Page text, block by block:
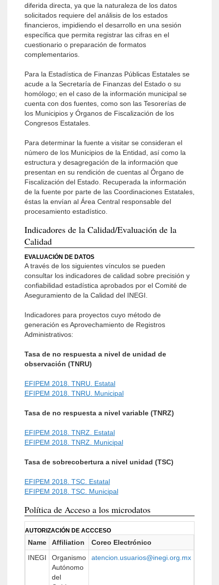
diferida directa, ya que la naturaleza de los datos
solicitados requiere del análisis de los estados
financieros, impidiendo el desarrollo en una sesión
específica que permita registrar las cifras en el
cuestionario o preparación de formatos
complementarios.
Para la Estadística de Finanzas Públicas Estatales se
acude a la Secretaría de Finanzas del Estado o su
homólogo; en el caso de la información municipal se
cuenta con dos fuentes, como son las Tesorerías de
los Municipios y Órganos de Fiscalización de los
Congresos Estatales.
Para determinar la fuente a visitar se consideran el
número de los Municipios de la Entidad, así como la
estructura y desagregación de la información que
presentan en su rendición de cuentas al Órgano de
Fiscalización del Estado. Recuperada la información
de la fuente por parte de las Coordinaciones Estatales,
éstas la envían al Área Central responsable del
procesamiento estadístico.
Indicadores de la Calidad/Evaluación de la
Calidad
EVALUACIÓN DE DATOS
A través de los siguientes vínculos se pueden
consultar los indicadores de calidad sobre precisión y
confiabilidad estadística aprobados por el Comité de
Aseguramiento de la Calidad del INEGI.
Indicadores para proyectos cuyo método de
generación es Aprovechamiento de Registros
Administrativos:
Tasa de no respuesta a nivel de unidad de
observación (TNRU)
EFIPEM 2018. TNRU. Estatal
EFIPEM 2018. TNRU. Municipal
Tasa de no respuesta a nivel variable (TNRZ)
EFIPEM 2018. TNRZ. Estatal
EFIPEM 2018. TNRZ. Municipal
Tasa de sobrecobertura a nivel unidad (TSC)
EFIPEM 2018. TSC. Estatal
EFIPEM 2018. TSC. Municipal
Política de Acceso a los microdatos
AUTORIZACIÓN DE ACCCESO
Name Affiliation Coreo Electrónico
INEGI
Organismo
Autónomo
del
atencion.usuarios@inegi.org.mx